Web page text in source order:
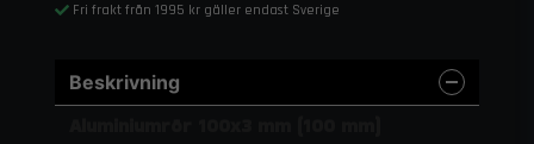
Fri frakt från 1995 kr gäller endast Sverige
Beskrivning